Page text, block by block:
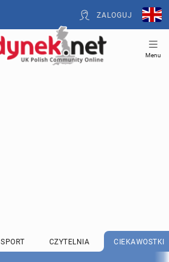
ZALOGUJ
Menu
SPORT CZYTELNIA CIEKAWOSTKI